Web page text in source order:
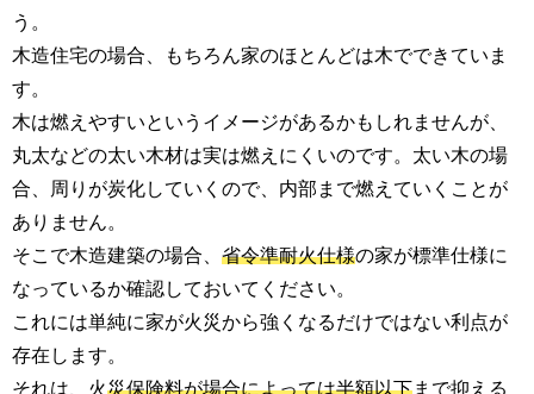
う。
木造住宅の場合、もちろん家のほとんどは木でできていま
す。
木は燃えやすいというイメージがあるかもしれませんが、
丸太などの太い木材は実は燃えにくいのです。太い木の場
合、周りが炭化していくので、内部まで燃えていくことが
ありません。
そこで木造建築の場合、 省令準耐火仕様の家が標準仕様に
なっているか確認しておいてください。
これには単純に家が火災から強くなるだけではない利点が
存在します。
それは、火災保険料が場合によっては半額以下まで抑える